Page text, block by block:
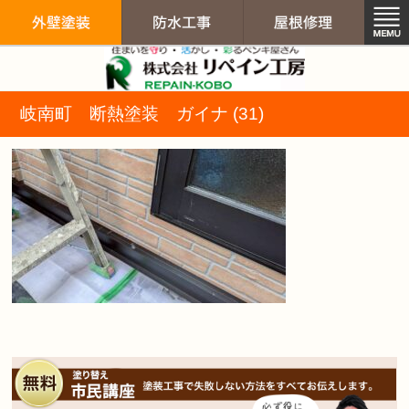
岐南町 断熱塗装 ガイナ (31)